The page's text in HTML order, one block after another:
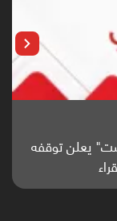
بدراسة